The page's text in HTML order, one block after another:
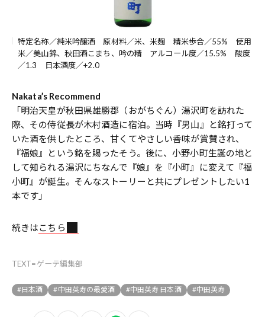
特定名称／純米吟醸酒 原材料／米、米麹 精米歩合／55% 使用
米／美山錦、秋田酒こまち、吟の精 アルコール度／15.5% 酸度
／1.3 日本酒度／+2.0
Nakata’s Recommend
「明治天皇が秋田県雄勝郡（おがちぐん）湯沢町を訪れた
際、その侍従長が木村酒造に宿泊。当時『男山』と銘打って
いた酒を供したところ、甘くてやさしい香味が賞賛され、
『福娘』という銘を賜ったそう。後に、小野小町生誕の地と
して知られる湯沢にちなんで『娘』を『小町』に変えて『福
小町』が誕生。そんなストーリーと共にプレゼントしたい1
本です」
続きはこちら
TEXT=ゲーテ編集部
#日本酒 #中田英寿の最愛酒 #中田英寿 日本酒 #中田英寿